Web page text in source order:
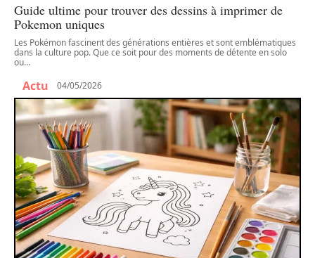
Guide ultime pour trouver des dessins à imprimer de
Pokemon uniques
Les Pokémon fascinent des générations entières et sont emblématiques
dans la culture pop. Que ce soit pour des moments de détente en solo
ou…
Actu 04/05/2026